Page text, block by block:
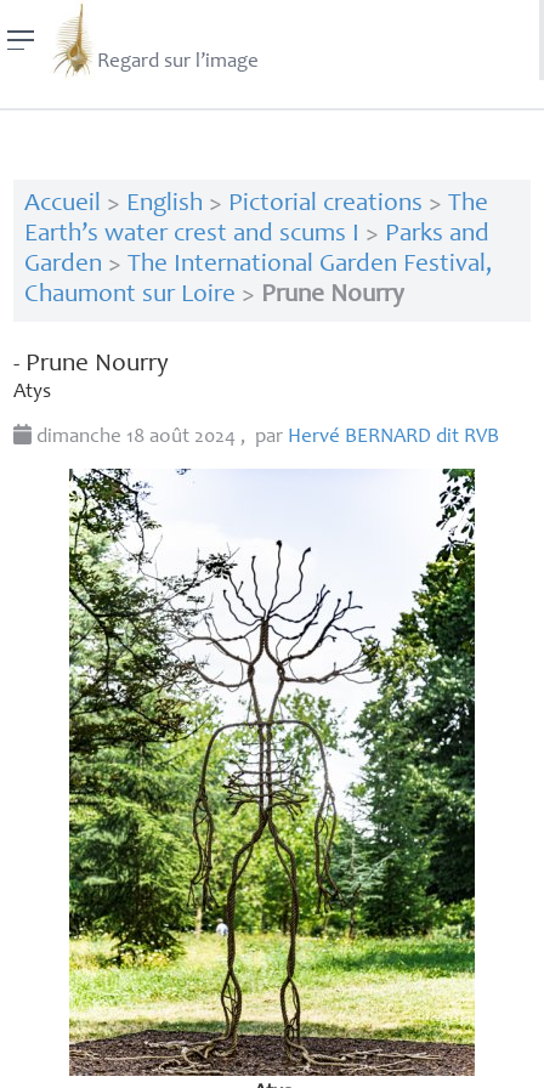
Regard sur l’image
Accueil > English > Pictorial creations > The
Earth’s water crest and scums I > Parks and
Garden > The International Garden Festival,
Chaumont sur Loire > Prune Nourry
- Prune Nourry
Atys
dimanche 18 août 2024 , par Hervé BERNARD dit RVB